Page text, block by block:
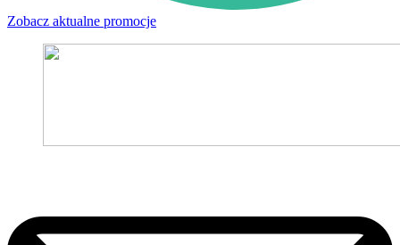
Zobacz aktualne promocje